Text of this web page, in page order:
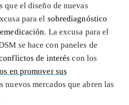
que el diseño de nuevas
para el sobrediagnóstico
. La excusa para el
se hace con paneles de
de interés con los
en promover sus
nuevos mercados que abren las